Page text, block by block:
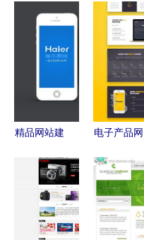
为中韩设计
工作室打造
卓越网站与
计 模板、
素材与视觉
传达策略
精品网站建
与微信开发
——融贯汇
众案例展示
电子产品网
设计模板与
推广策略